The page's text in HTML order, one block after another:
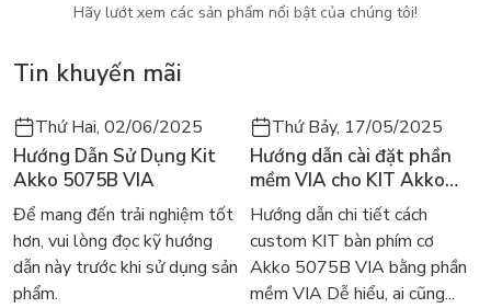
Hãy lướt xem các sản phẩm nổi bật của chúng tôi!
Tin khuyến mãi
Thứ Hai, 02/06/2025
Hướng Dẫn Sử Dụng Kit
Akko 5075B VIA
Để mang đến trải nghiệm tốt
hơn, vui lòng đọc kỹ hướng
dẫn này trước khi sử dụng sản
phẩm.
Thứ Bảy, 17/05/2025
Hướng dẫn cài đặt phần
mềm VIA cho KIT Akko
5075B VIA
Hướng dẫn chi tiết cách
custom KIT bàn phím cơ
Akko 5075B VIA bằng phần
mềm VIA Dễ hiểu, ai cũng...